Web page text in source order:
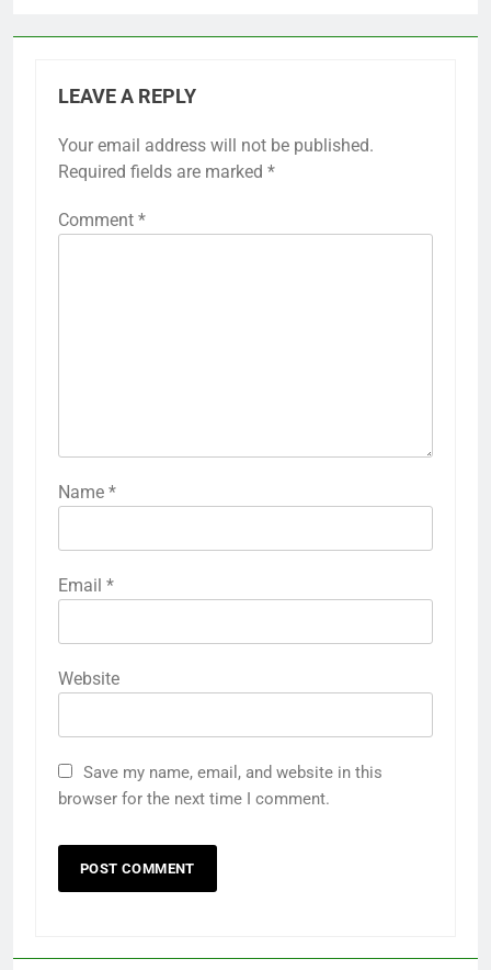
LEAVE A REPLY
Your email address will not be published.
Required fields are marked *
Comment *
Name *
Email *
Website
Save my name, email, and website in this
browser for the next time I comment.